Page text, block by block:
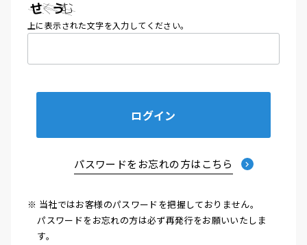
上に表示された文字を入力してください。
ログイン
パスワードをお忘れの方はこちら
※ 当社ではお客様のパスワードを把握しておりません。
パスワードをお忘れの方は必ず再発行をお願いいたしま
す。